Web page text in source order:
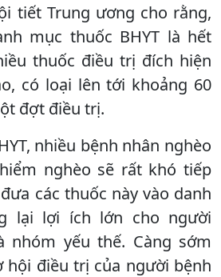
tiết Trung ương cho rằng,
mục thuốc BHYT là hết
thuốc điều trị đích hiện
có loại lên tới khoảng 60
đợt điều trị.
nhiều bệnh nhân nghèo
nghèo sẽ rất khó tiếp
các thuốc này vào danh
lại lợi ích lớn cho người
nhóm yếu thế. Càng sớm
hội điều trị của người bệnh